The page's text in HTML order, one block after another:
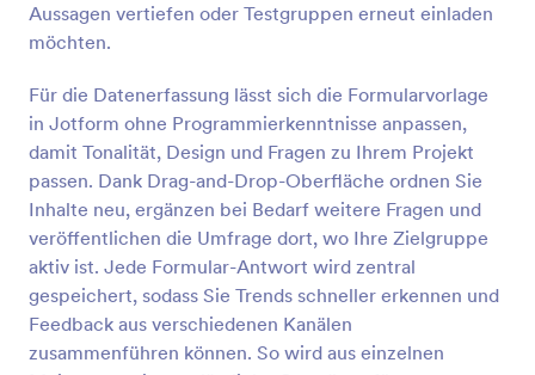
Aussagen vertiefen oder Testgruppen erneut einladen
möchten.
Für die Datenerfassung lässt sich die Formularvorlage
in Jotform ohne Programmierkenntnisse anpassen,
damit Tonalität, Design und Fragen zu Ihrem Projekt
passen. Dank Drag-and-Drop-Oberfläche ordnen Sie
Inhalte neu, ergänzen bei Bedarf weitere Fragen und
veröffentlichen die Umfrage dort, wo Ihre Zielgruppe
aktiv ist. Jede Formular-Antwort wird zentral
gespeichert, sodass Sie Trends schneller erkennen und
Feedback aus verschiedenen Kanälen
zusammenführen können. So wird aus einzelnen
Discord Mod Antragsformular
Ein Discord-Moderator-Antragsformular wird von
Benutzern verwendet, um einem Discord-Server als
Administrator beizutreten und die Chat-Aktivitäten
auf dem Server zu überwachen.
Go to Category:
Gaming Formulare